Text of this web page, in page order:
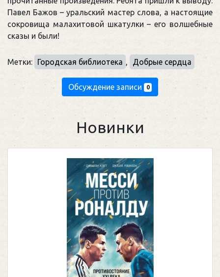
Павел Бажов – уральский мастер слова, а настоящие
сокровища малахитовой шкатулки – его волшебные
сказы и были!
Метки: Городская библиотека , Добрые сердца
Обсуждение записи 0
Новинки